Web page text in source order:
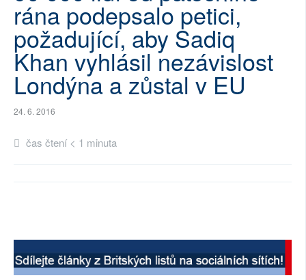
ROZHOVORY
TÉMATA
NEJČTENĚJŠÍ ZA 7 DNÍ
PLNÁ VERZE STRÁNEK
rána podepsalo petici,
požadující, aby Sadiq
Khan vyhlásil nezávislost
Londýna a zůstal v EU
24. 6. 2016
čas čtení < 1 minuta